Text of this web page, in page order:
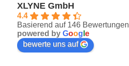
XLYNE GmbH
4.4
Basierend auf 146 Bewertungen
powered by Goog e
bewerte uns auf